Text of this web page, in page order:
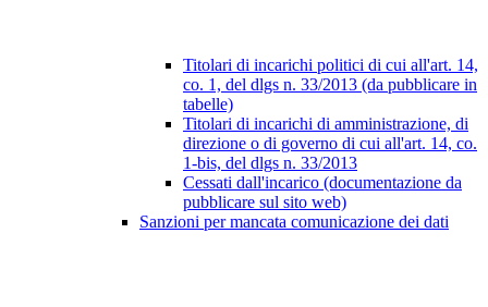
Titolari di incarichi politici di cui all'art. 14,
co. 1, del dlgs n. 33/2013 (da pubblicare in
tabelle)
Titolari di incarichi di amministrazione, di
direzione o di governo di cui all'art. 14, co.
1-bis, del dlgs n. 33/2013
Cessati dall'incarico (documentazione da
pubblicare sul sito web)
Sanzioni per mancata comunicazione dei dati